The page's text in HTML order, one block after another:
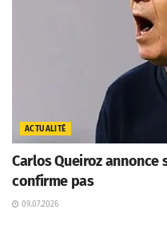
ACTUALITÉ
Carlos Queiroz annonce
confirme pas
09.07.2026